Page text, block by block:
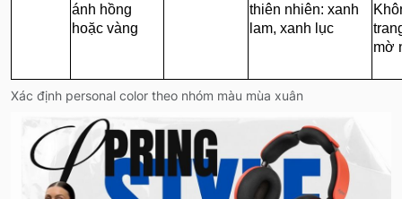
Xác định personal color theo nhóm màu mùa xuân
ánh hồng
hoặc vàng
thiên nhiên: xanh
lam, xanh lục
mờ